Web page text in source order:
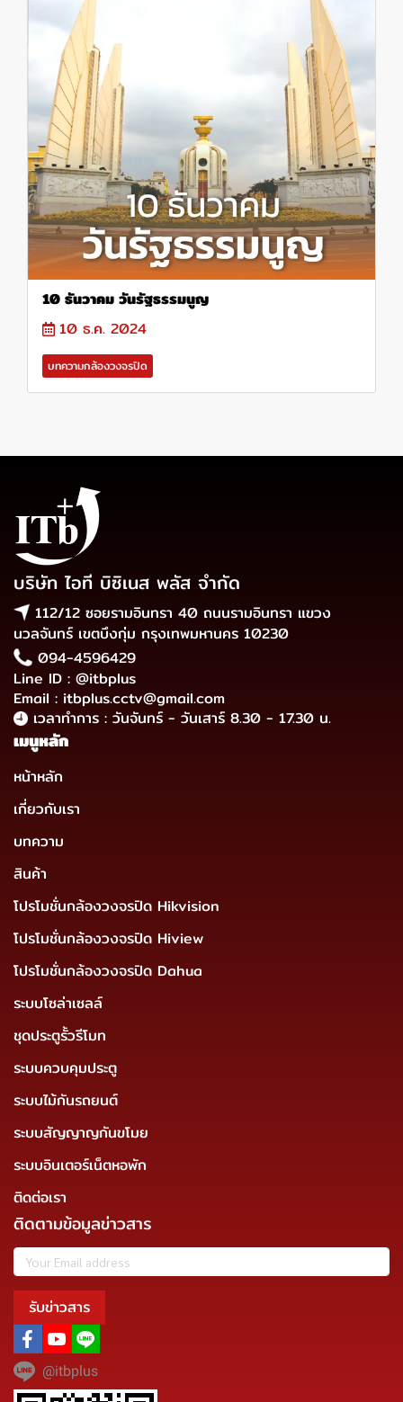
10 ธันวาคม วันรัฐธรรมนูญ
10 ธ.ค. 2024
บทความกล้องวงจรปิด
บริษัท ไอที บิซิเนส พลัส จำกัด
112/12 ซอยรามอินทรา 40 ถนนรามอินทรา แขวง
นวลจันทร์ เขตบึงกุ่ม กรุงเทพมหานคร 10230
094-4596429
Line ID : @itbplus
Email : itbplus.cctv@gmail.com
เวลาทำการ : วันจันทร์ - วันเสาร์ 8.30 - 17.30 น.
เมนูหลัก
หน้าหลัก
เกี่ยวกับเรา
บทความ
สินค้า
โปรโมชั่นกล้องวงจรปิด Hikvision
โปรโมชั่นกล้องวงจรปิด Hiview
โปรโมชั่นกล้องวงจรปิด Dahua
ระบบโซล่าเซลล์
ชุดประตูรั้วรีโมท
ระบบควบคุมประตู
ระบบไม้กันรถยนต์
ระบบสัญญาญกันขโมย
ระบบอินเตอร์เน็ตหอพัก
ติดต่อเรา
ติดตามข้อมูลข่าวสาร
รับข่าวสาร
@itbplus